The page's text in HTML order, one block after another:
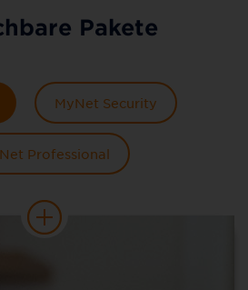
Pakete
MyNet Security
Professional